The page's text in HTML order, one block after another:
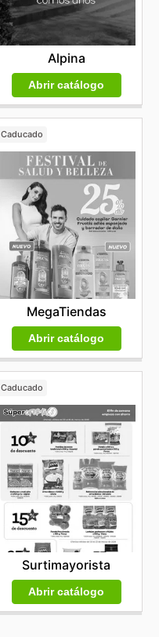
Alpina
Abrir catálogo
Caducado
MegaTiendas
Abrir catálogo
Caducado
Surtimayorista
Abrir catálogo